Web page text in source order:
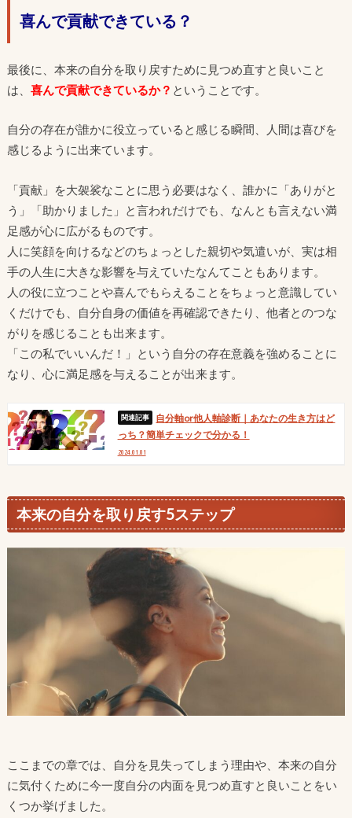
喜んで貢献できている？
最後に、本来の自分を取り戻すために見つめ直すと良いこと
は、 喜んで貢献できているか？ ということです。
自分の存在が誰かに役立っていると感じる瞬間、人間は喜びを
感じるように出来ています。
「貢献」を大袈裟なことに思う必要はなく、誰かに「ありがと
う」「助かりました」と言われだけでも、なんとも言えない満
足感が心に広がるものです。
人に笑顔を向けるなどのちょっとした親切や気遣いが、実は相
手の人生に大きな影響を与えていたなんてこともあります。
人の役に立つことや喜んでもらえることをちょっと意識してい
くだけでも、自分自身の価値を再確認できたり、他者とのつな
がりを感じることも出来ます。
「この私でいいんだ！」という自分の存在意義を強めることに
なり、心に満足感を与えることが出来ます。
自分軸or他人軸診断｜あなたの生き方はど
っち？簡単チェックで分かる！
2024.01.01
本来の自分を取り戻す5ステップ
ここまでの章では、自分を見失ってしまう理由や、本来の自分
に気付くために今一度自分の内面を見つめ直すと良いことをい
くつか挙げました。